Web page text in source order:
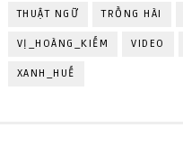
THUẬT NGỮ TRỒNG HÀI
VỊ_HOÀNG_KIẾM VIDEO
XANH_HUẾ